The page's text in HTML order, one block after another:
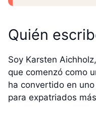
Quién
Soy Karsten
que comenzó como
ha convertido en
para expatriados